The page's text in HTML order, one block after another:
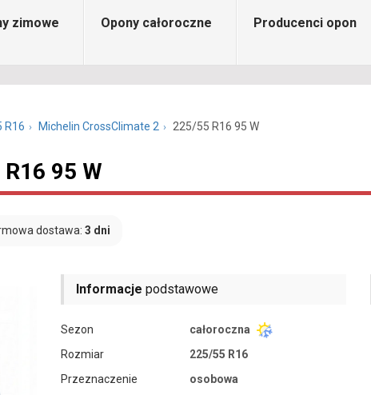
zimowe Opony całoroczne Producenci opon
R16 Michelin CrossClimate 2 225/55 R16 95 W
95 W
dostawa: 3 dni
Informacje podstawowe
Sezon
całoroczna
Rozmiar
225/55 R16
Przeznaczenie
osobowa